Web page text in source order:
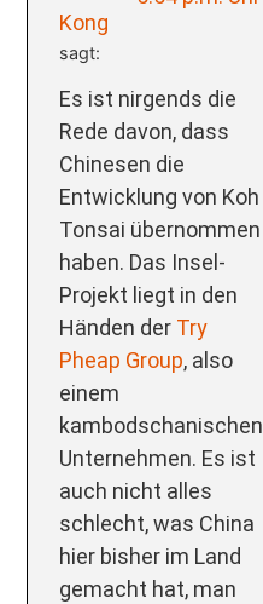
Kong
sagt:
Es ist nirgends die
Rede davon, dass
Chinesen die
Entwicklung von Koh
Tonsai übernommen
haben. Das Insel-
Projekt liegt in den
Händen der Try
Pheap Group, also
einem
kambodschanischen
Unternehmen. Es ist
auch nicht alles
schlecht, was China
hier bisher im Land
gemacht hat, man